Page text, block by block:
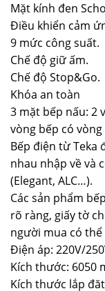
Mặt kính đen
Điều khiển cảm
9 mức công suất.
Chế độ giữ ấm.
Chế độ Stop&Go.
Khóa an toàn
3 mặt bếp nấu: 2
vòng bếp có
Bếp điện từ Teka
nhau nhập về và
(Elegant, ALC…).
Các sản phẩm
rõ ràng, giấy tờ
người mua có thể
Điện áp: 220V/
Kích thước: 6050
Kích thước lắp